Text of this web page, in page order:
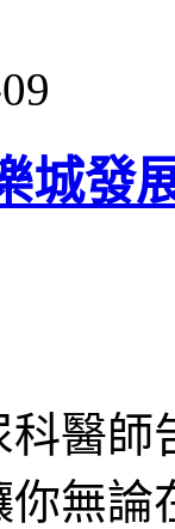
城發
科醫師
你無論